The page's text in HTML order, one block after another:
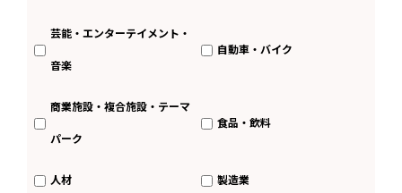
芸能・エンターテイメント・
音楽
自動車・バイク
商業施設・複合施設・テーマ
パーク
食品・飲料
人材 製造業